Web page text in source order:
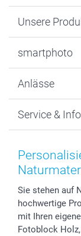
Unsere
Fotogeschenke
MyNameBook
Fotoabzüge,
Zubehör &
Foto-Kalender &
Geschenk-
smartphoto
Warum
Datenschutz
AGB
Impressum
Investor
B2B
Anlässe
Neujahr
Muttertag
Vatertag
Hochzeit
Geburtstag
Geburt
Service & Info
Anmelden /
Preise und
72h Lieferung
Sitemap
Sie stehen auf
hochwertige
mit Ihren
Fotoblock